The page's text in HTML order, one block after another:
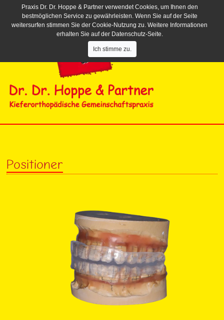
Positioner
Praxis Dr. Dr. Hoppe & Partner verwendet Cookies, um Ihnen den
bestmöglichen Service zu gewährleisten. Wenn Sie auf der Seite
weitersurfen stimmen Sie der Cookie-Nutzung zu. Weitere Informationen
erhalten Sie auf der Datenschutz-Seite.
Ich stimme zu.